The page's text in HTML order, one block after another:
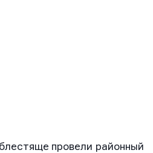
провели районный